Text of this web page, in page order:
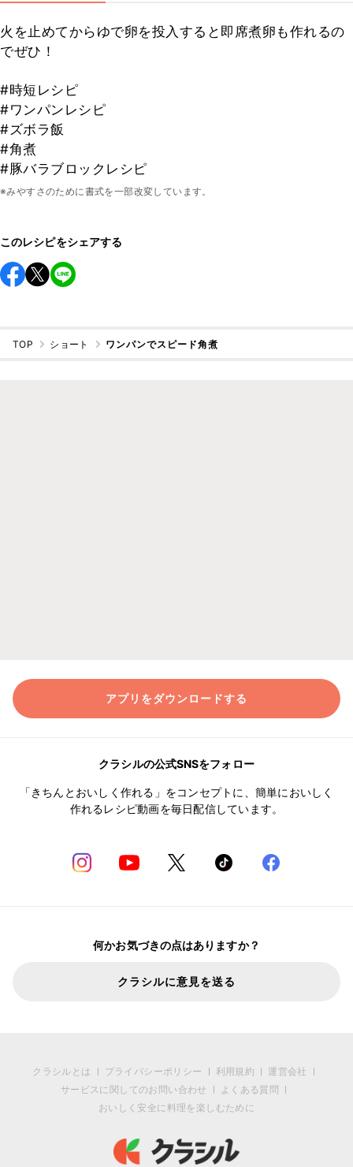
火を止めてからゆで卵を投入すると即席煮卵も作れるの
でぜひ！
#時短レシピ
#ワンパンレシピ
#ズボラ飯
#角煮
#豚バラブロックレシピ
※みやすさのために書式を一部改変しています。
このレシピをシェアする
TOP ショート ワンパンでスピード角煮
アプリをダウンロードする
クラシルの公式SNSをフォロー
「きちんとおいしく作れる」をコンセプトに、簡単においしく
作れるレシピ動画を毎日配信しています。
何かお気づきの点はありますか？
クラシルに意見を送る
クラシルとは プライバシーポリシー 利用規約
運営会社
サービスに関してのお問い合わせ
よくある質問
おいしく安全に料理を楽しむために